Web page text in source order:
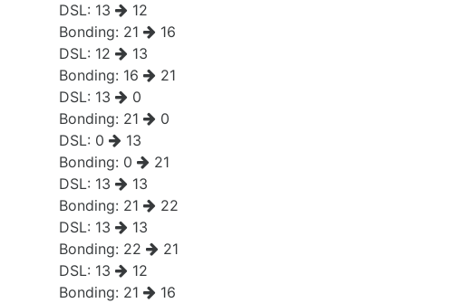
DSL: 13
12
Bonding: 21
16
DSL: 12
13
Bonding: 16
21
DSL: 13
0
Bonding: 21
0
DSL: 0
13
Bonding: 0
21
DSL: 13
13
Bonding: 21
22
DSL: 13
13
Bonding: 22
21
DSL: 13
12
Bonding: 21
16